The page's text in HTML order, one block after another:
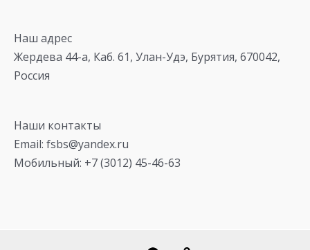
Наш адрес
Жердева 44-а, Каб. 61, Улан-Удэ, Бурятия, 670042,
Россия
Наши контакты
Email: fsbs@yandex.ru
Мобильный: +7 (3012) 45-46-63